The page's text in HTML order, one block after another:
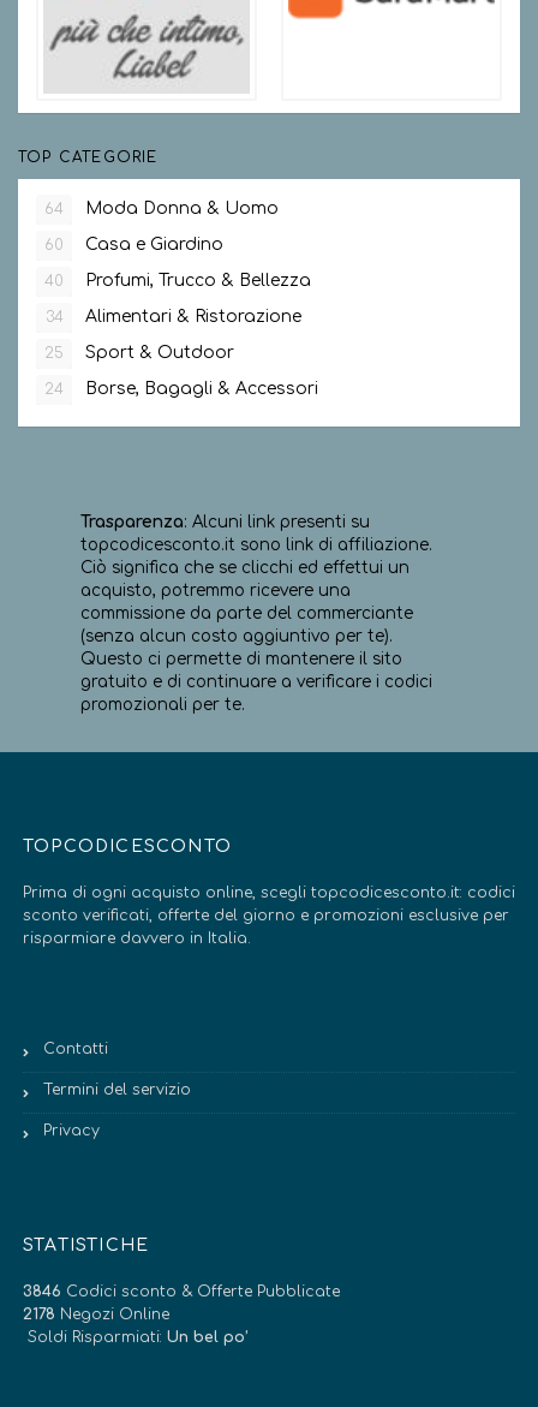
TOP CATEGORIE
64 Moda Donna & Uomo
60 Casa e Giardino
40 Profumi, Trucco & Bellezza
34 Alimentari & Ristorazione
25 Sport & Outdoor
24 Borse, Bagagli & Accessori
Trasparenza: Alcuni link presenti su
topcodicesconto.it sono link di affiliazione.
Ciò significa che se clicchi ed effettui un
acquisto, potremmo ricevere una
commissione da parte del commerciante
(senza alcun costo aggiuntivo per te).
Questo ci permette di mantenere il sito
gratuito e di continuare a verificare i codici
promozionali per te.
TOPCODICESCONTO
Prima di ogni acquisto online, scegli topcodicesconto.it: codici
sconto verificati, offerte del giorno e promozioni esclusive per
risparmiare davvero in Italia.
Contatti
Termini del servizio
Privacy
STATISTICHE
3846 Codici sconto & Offerte Pubblicate
2178 Negozi Online
Soldi Risparmiati: Un bel po’